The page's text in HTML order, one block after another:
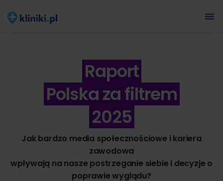
Raport
Polska za filtrem
2025
Jak bardzo media społecznościowe i kariera
zawodowa
wpływają na nasze postrzeganie siebie i decyzje o
poprawie wyglądu?